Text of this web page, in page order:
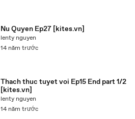
Nu Quyen Ep27 [kites.vn]
lenty nguyen
14 năm trước
Thach thuc tuyet voi Ep15 End part 1/2
[kites.vn]
lenty nguyen
14 năm trước